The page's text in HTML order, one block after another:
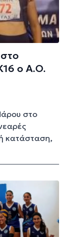
ο Α.Ο.
στο
κατάσταση,